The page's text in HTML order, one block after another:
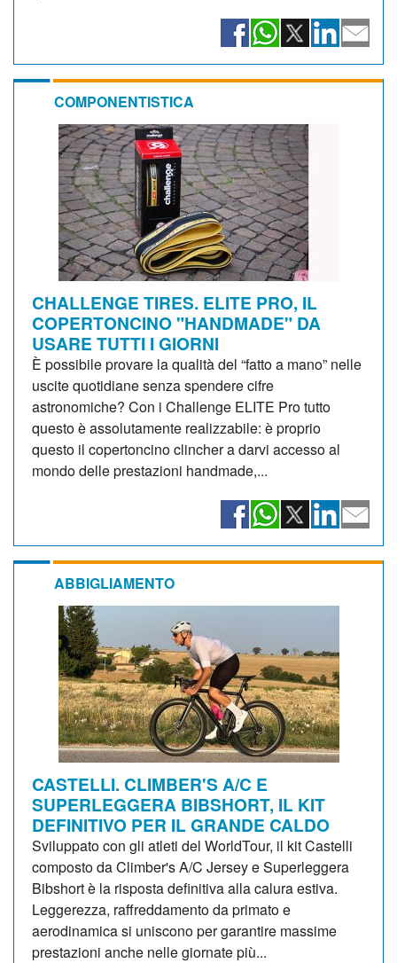
COMPONENTISTICA
CHALLENGE TIRES. ELITE PRO, IL
COPERTONCINO "HANDMADE" DA
USARE TUTTI I GIORNI
È possibile provare la qualità del “fatto a mano” nelle
uscite quotidiane senza spendere cifre
astronomiche? Con i Challenge ELITE Pro tutto
questo è assolutamente realizzabile: è proprio
questo il copertoncino clincher a darvi accesso al
mondo delle prestazioni handmade,...
ABBIGLIAMENTO
CASTELLI. CLIMBER'S A/C E
SUPERLEGGERA BIBSHORT, IL KIT
DEFINITIVO PER IL GRANDE CALDO
Sviluppato con gli atleti del WorldTour, il kit Castelli
composto da Climber's A/C Jersey e Superleggera
Bibshort è la risposta definitiva alla calura estiva.
Leggerezza, raffreddamento da primato e
aerodinamica si uniscono per garantire massime
prestazioni anche nelle giornate più...